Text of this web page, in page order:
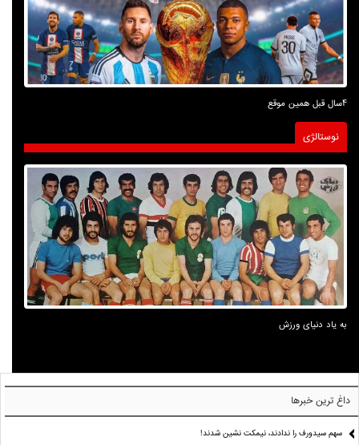
4سال قبل همین موقع
نوستالژی
به یاد دنیای ورزش
داغ ترین خبرها
سهم سیدورف را ندادند، نیمکت نشین شدند!